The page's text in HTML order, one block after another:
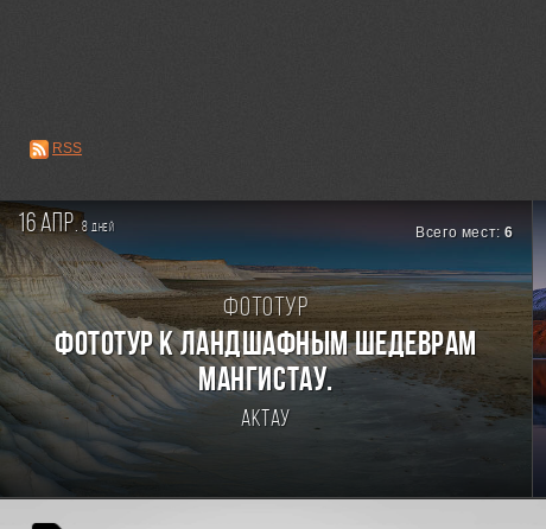
RSS
16 апр. 8дней Всего мест:6
Фототур
Фототур к ландшафным шедеврам
Мангистау.
Актау